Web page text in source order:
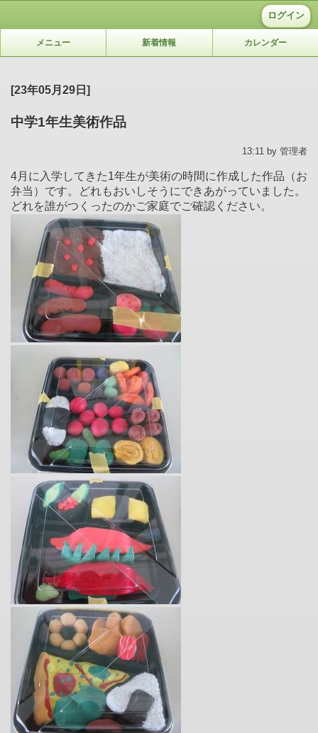
ログイン
メニュー 新着情報 カレンダー
[23年05月29日]
中学1年生美術作品
13:11 by 管理者
4月に入学してきた1年生が美術の時間に作成した作品（お
弁当）です。どれもおいしそうにできあがっていました。
どれを誰がつくったのかご家庭でご確認ください。